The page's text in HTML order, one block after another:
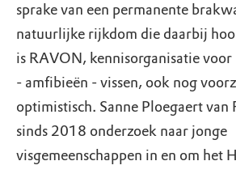
sprake van een permanente
natuurlijke rijkdom die daarbij
is RAVON, kennisorganisatie
- amfibieën - vissen, ook nog
optimistisch. Sanne Ploegaert van
sinds 2018 onderzoek naar jonge
visgemeenschappen in en om het